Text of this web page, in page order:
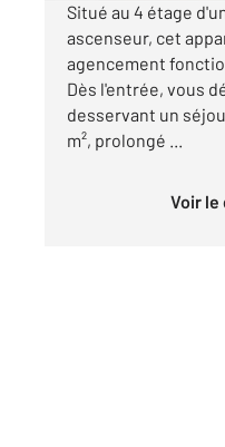
Situé au 4 étage
ascenseur, cet
agencement
Dès l'entrée, vous
desservant un
m², prolongé ...
Voir